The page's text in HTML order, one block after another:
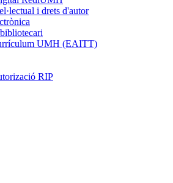
i drets d'autor
UMH (EAITT)
RIP